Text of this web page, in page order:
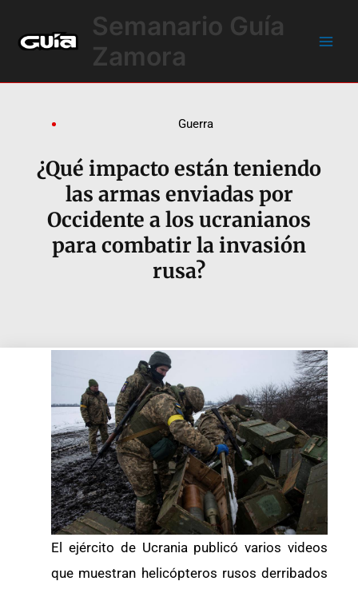
contenido
Semanario Guía
Zamora
Guerra
¿Qué impacto están teniendo
las armas enviadas por
Occidente a los ucranianos
para combatir la invasión
rusa?
El ejército de Ucrania publicó varios videos
que muestran helicópteros rusos derribados